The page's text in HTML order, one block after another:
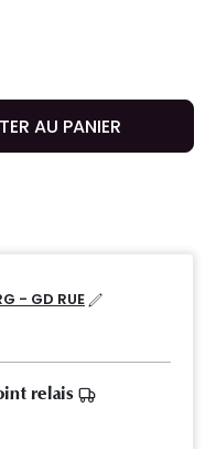
AU PANIER
- GD RUE
relais